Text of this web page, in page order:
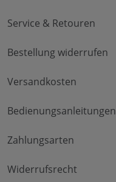
Service & Retouren
Bestellung widerrufen
Versandkosten
Bedienungsanleitungen
Zahlungsarten
Widerrufsrecht